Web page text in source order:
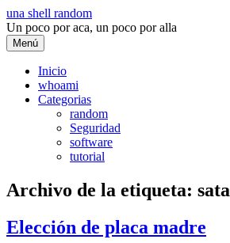
Saltar
al
contenido
una shell random
Un poco por aca, un poco por alla
Menú
Inicio
whoami
Categorias
random
Seguridad
software
tutorial
Archivo de la etiqueta: sata
Elección de placa madre